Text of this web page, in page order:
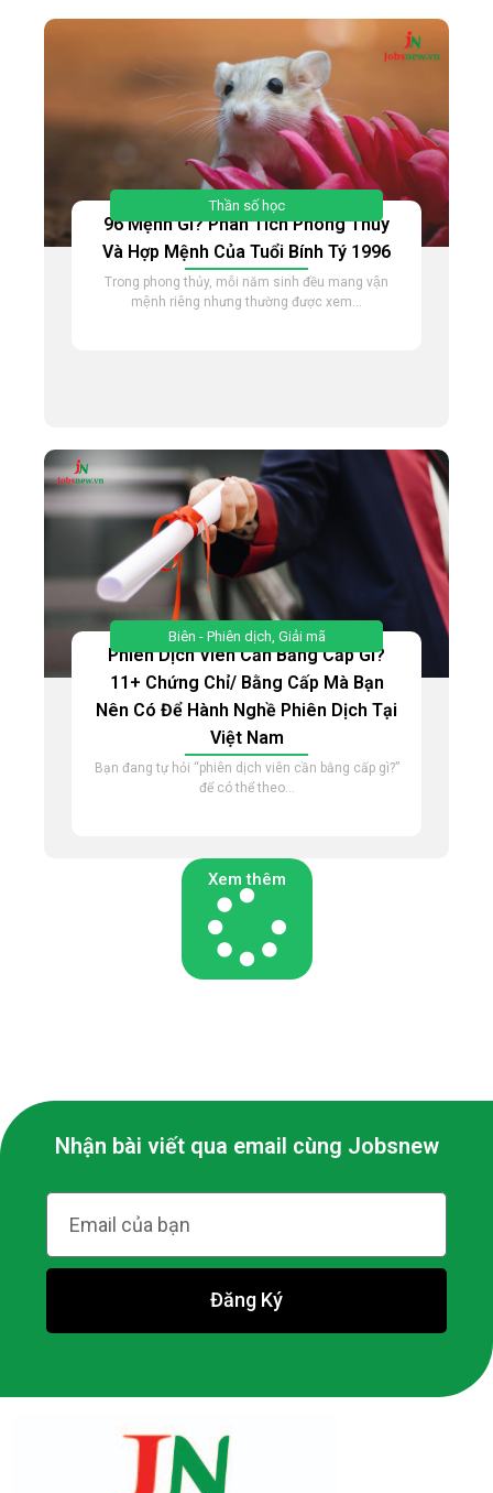
Thần số học
96 Mệnh Gì? Phân Tích Phong Thủy
Và Hợp Mệnh Của Tuổi Bính Tý 1996
Trong phong thủy, mỗi năm sinh đều mang vận
mệnh riêng nhưng thường được xem...
Biên - Phiên dịch Giải mã
Phiên Dịch Viên Cần Bằng Cấp Gì?
11+ Chứng Chỉ/ Bằng Cấp Mà Bạn
Nên Có Để Hành Nghề Phiên Dịch Tại
Việt Nam
Bạn đang tự hỏi “phiên dịch viên cần bằng cấp gì?”
để có thể theo...
Xem thêm
Nhận bài viết qua email cùng Jobsnew
Đăng Ký